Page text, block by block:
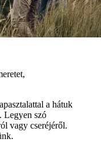
a hátuk
Legyen szó
vagy cseréjéről.